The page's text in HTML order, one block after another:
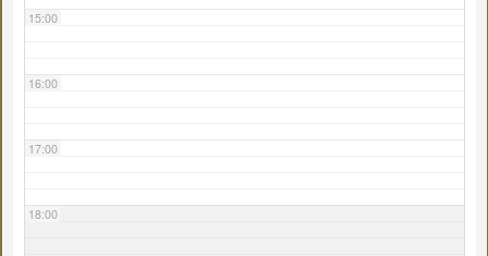
15:00
16:00
17:00
18:00